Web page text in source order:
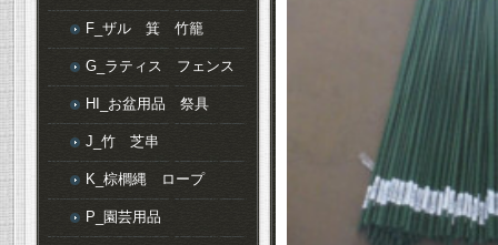
F_ザル 箕 竹籠
G_ラティス フェンス
HI_お盆用品 祭具
J_竹 芝串
K_棕櫚縄 ロープ
P_園芸用品